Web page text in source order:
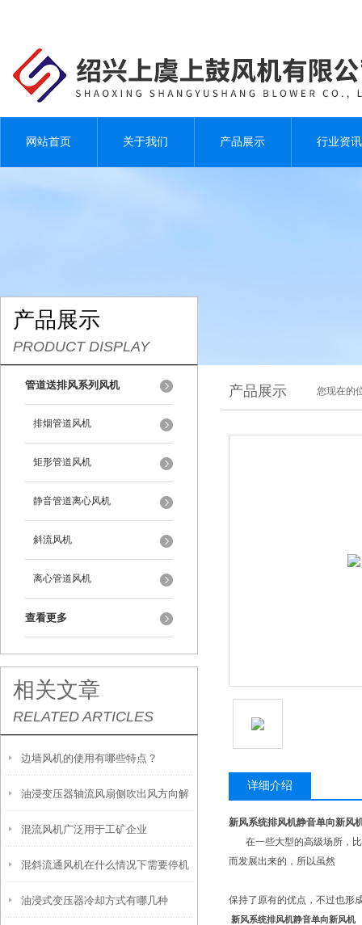
网站首页 关于我们 产品展示 行业资讯
产品展示
PRODUCT DISPLAY
管道送排风系列风机
排烟管道风机
矩形管道风机
静音管道离心风机
斜流风机
离心管道风机
查看更多
相关文章
RELATED ARTICLES
边墙风机的使用有哪些特点？
油浸变压器轴流风扇侧吹出风方向解
析
混流风机广泛用于工矿企业
混斜流通风机在什么情况下需要停机
检查？
油浸式变压器冷却方式有哪几种
产品展示 您现在的
详细介绍
新风系统排风机静音单向新风
在一些大型的高级场所，比
而发展出来的，所以虽然
保持了原有的优点，不过也形
新风系统排风机静音单向新风机